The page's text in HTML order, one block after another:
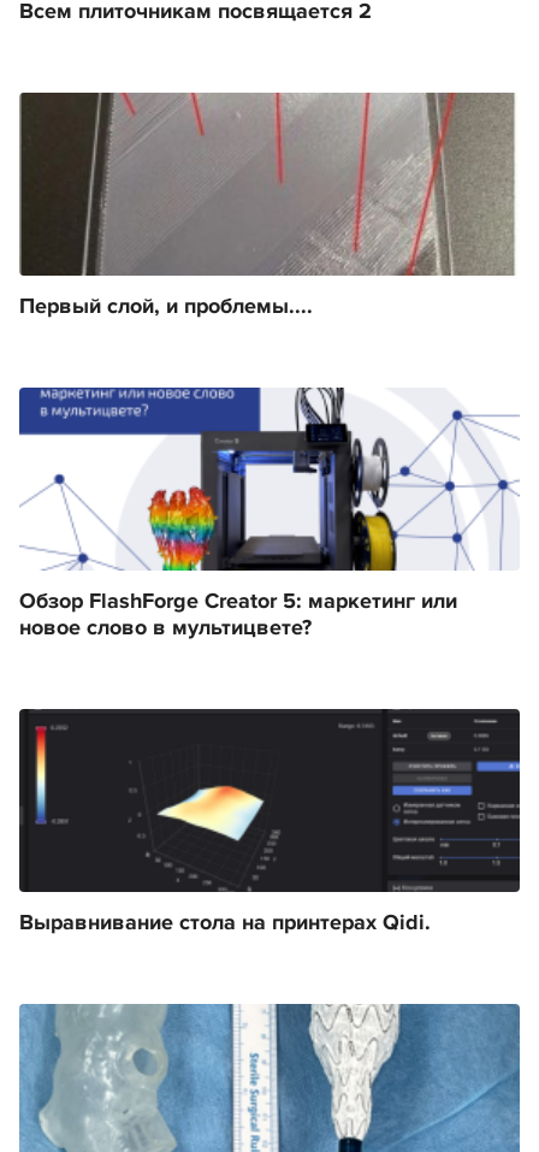
Всем плиточникам посвящается 2
Первый слой, и проблемы....
Обзор FlashForge Creator 5: маркетинг или
новое слово в мультицвете?
Выравнивание стола на принтерах Qidi.